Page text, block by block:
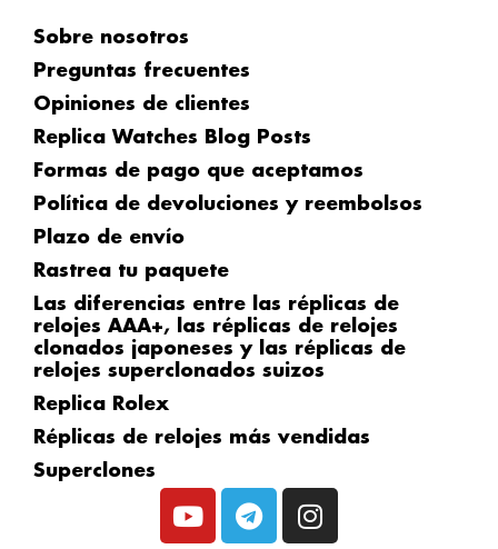
Sobre nosotros
Preguntas frecuentes
Opiniones de clientes
Replica Watches Blog Posts
Formas de pago que aceptamos
Política de devoluciones y reembolsos
Plazo de envío
Rastrea tu paquete
Las diferencias entre las réplicas de
relojes AAA+, las réplicas de relojes
clonados japoneses y las réplicas de
relojes superclonados suizos
Replica Rolex
Réplicas de relojes más vendidas
Superclones
Y
o
T
e
I
n